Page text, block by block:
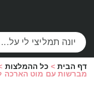
דף הבית > כל ההמלצות
מברשות עם מוט הארכה